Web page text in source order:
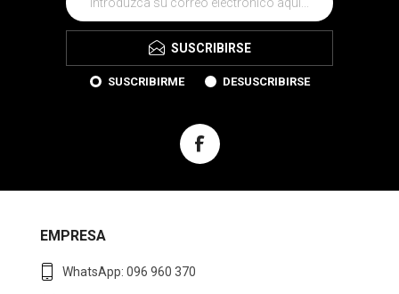
SUSCRIBIRSE
SUSCRIBIRME DESUSCRIBIRSE
EMPRESA
WhatsApp: 096 960 370